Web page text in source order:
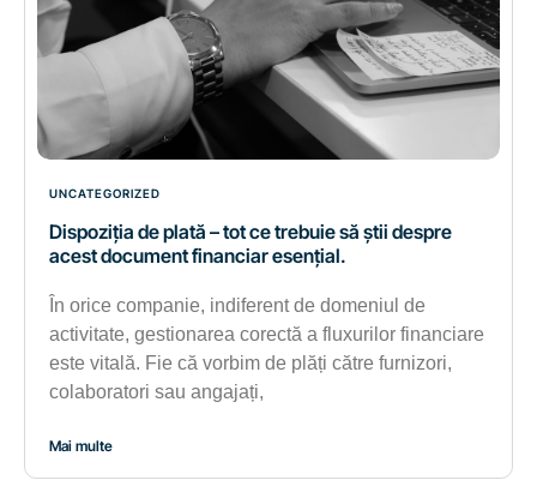
UNCATEGORIZED
Dispoziția de plată – tot ce trebuie să știi despre
acest document financiar esențial.
În orice companie, indiferent de domeniul de
activitate, gestionarea corectă a fluxurilor financiare
este vitală. Fie că vorbim de plăți către furnizori,
colaboratori sau angajați,
Mai multe